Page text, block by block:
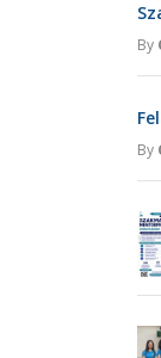
By
By